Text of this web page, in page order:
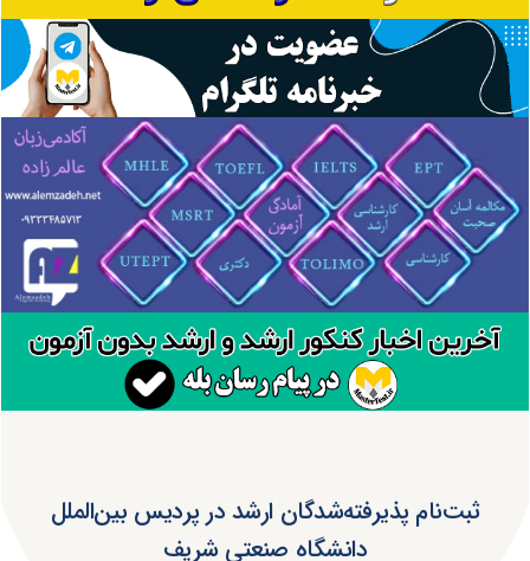
ثبت‌نام پذیرفته‌شدگان ارشد در پردیس بین‌الملل
دانشگاه صنعتی شریف